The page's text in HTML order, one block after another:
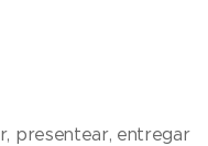
presentear, entregar